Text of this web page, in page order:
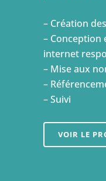
– Création
– Conception
internet
– Mise aux
–
– Suivi
VOIR LE